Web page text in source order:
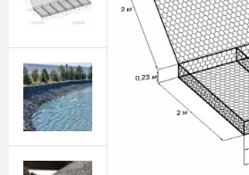
Защитные ограждения из
сетки
Сетка двойного кручения для
габионов
Сетка сварная оцинкованная в
Геоматы РЕКОН-М
Геотехнические расчёты
Программный комплекс GEO5
Природный камень для
Эрклёз для габионов